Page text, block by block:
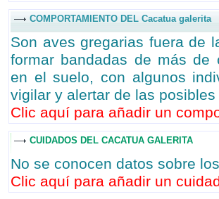
COMPORTAMIENTO DEL Cacatua galerita
Son aves gregarias fuera de
formar bandadas de más de
en el suelo, con algunos
vigilar y alertar de las posibles
Clic aquí para añadir un
CUIDADOS DEL CACATUA GALERITA
No se conocen datos sobre
Clic aquí para añadir un